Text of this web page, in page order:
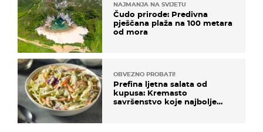
NAJMANJA NA SVIJETU
Čudo prirode: Predivna
pješčana plaža na 100 metara
od mora
OBVEZNO PROBATI!
Prefina ljetna salata od
kupusa: Kremasto
savršenstvo koje najbolje